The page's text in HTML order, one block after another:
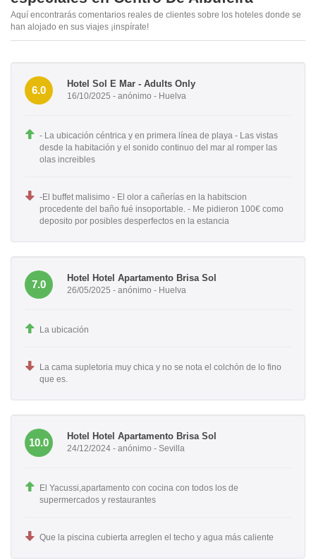
Aquí encontrarás comentarios reales de clientes sobre los hoteles donde se
han alojado en sus viajes ¡inspírate!
6.0
Hotel Sol E Mar - Adults Only
16/10/2025 - anónimo - Huelva
- La ubicación céntrica y en primera línea de playa - Las vistas
desde la habitación y el sonido continuo del mar al romper las
olas increibles
-El buffet malisimo - El olor a cañerías en la habitscion
procedente del baño fué insoportable. - Me pidieron 100€ como
deposito por posibles desperfectos en la estancia
7.0
Hotel Hotel Apartamento Brisa Sol
26/05/2025 - anónimo - Huelva
La ubicación
La cama supletoria muy chica y no se nota el colchón de lo fino
que es.
10.0
Hotel Hotel Apartamento Brisa Sol
24/12/2024 - anónimo - Sevilla
El Yacussi,apartamento con cocina con todos los de
supermercados y restaurantes
Que la piscina cubierta arreglen el techo y agua más caliente